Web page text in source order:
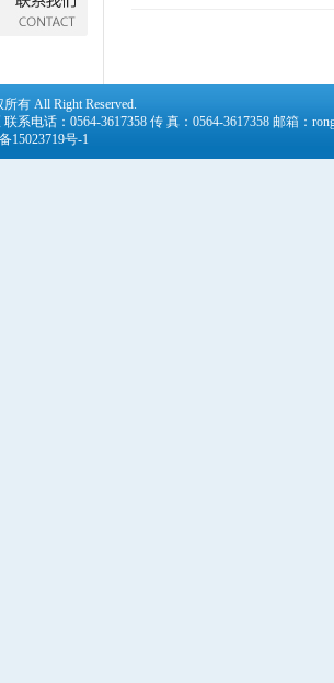
所有 All Right Reserved.
系电话：0564-3617358 传 真：0564-3617358 邮箱：
15023719号-1